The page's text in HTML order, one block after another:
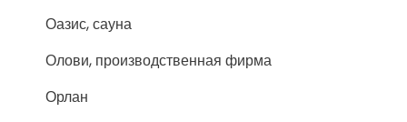
Оазис, сауна
Олови, производственная фирма
Орлан